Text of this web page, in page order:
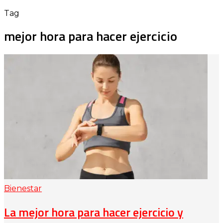
Tag
mejor hora para hacer ejercicio
Bienestar
La mejor hora para hacer ejercicio y